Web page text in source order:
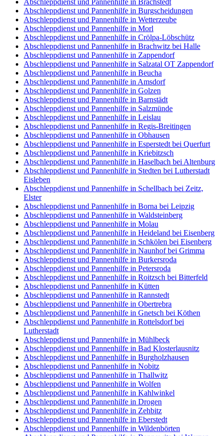
Abschleppdienst und Pannenhilfe in Brachstedt
Abschleppdienst und Pannenhilfe in Burgscheidungen
Abschleppdienst und Pannenhilfe in Wetterzeube
Abschleppdienst und Pannenhilfe in Morl
Abschleppdienst und Pannenhilfe in Crölpa-Löbschütz
Abschleppdienst und Pannenhilfe in Brachwitz bei Halle
Abschleppdienst und Pannenhilfe in Zappendorf
Abschleppdienst und Pannenhilfe in Salzatal OT Zappendorf
Abschleppdienst und Pannenhilfe in Beucha
Abschleppdienst und Pannenhilfe in Amsdorf
Abschleppdienst und Pannenhilfe in Golzen
Abschleppdienst und Pannenhilfe in Barnstädt
Abschleppdienst und Pannenhilfe in Salzmünde
Abschleppdienst und Pannenhilfe in Leislau
Abschleppdienst und Pannenhilfe in Regis-Breitingen
Abschleppdienst und Pannenhilfe in Obhausen
Abschleppdienst und Pannenhilfe in Esperstedt bei Querfurt
Abschleppdienst und Pannenhilfe in Kriebitzsch
Abschleppdienst und Pannenhilfe in Haselbach bei Altenburg
Abschleppdienst und Pannenhilfe in Stedten bei Lutherstadt
Eisleben
Abschleppdienst und Pannenhilfe in Schellbach bei Zeitz,
Elster
Abschleppdienst und Pannenhilfe in Borna bei Leipzig
Abschleppdienst und Pannenhilfe in Waldsteinberg
Abschleppdienst und Pannenhilfe in Molau
Abschleppdienst und Pannenhilfe in Heideland bei Eisenberg
Abschleppdienst und Pannenhilfe in Schkölen bei Eisenberg
Abschleppdienst und Pannenhilfe in Naunhof bei Grimma
Abschleppdienst und Pannenhilfe in Burkersroda
Abschleppdienst und Pannenhilfe in Petersroda
Abschleppdienst und Pannenhilfe in Roitzsch bei Bitterfeld
Abschleppdienst und Pannenhilfe in Kütten
Abschleppdienst und Pannenhilfe in Rannstedt
Abschleppdienst und Pannenhilfe in Obertrebra
Abschleppdienst und Pannenhilfe in Gnetsch bei Köthen
Abschleppdienst und Pannenhilfe in Rottelsdorf bei
Lutherstadt
Abschleppdienst und Pannenhilfe in Mühlbeck
Abschleppdienst und Pannenhilfe in Bad Klosterlausnitz
Abschleppdienst und Pannenhilfe in Burgholzhausen
Abschleppdienst und Pannenhilfe in Nobitz
Abschleppdienst und Pannenhilfe in Thallwitz
Abschleppdienst und Pannenhilfe in Wolfen
Abschleppdienst und Pannenhilfe in Kahlwinkel
Abschleppdienst und Pannenhilfe in Drogen
Abschleppdienst und Pannenhilfe in Zehbitz
Abschleppdienst und Pannenhilfe in Eberstedt
Abschleppdienst und Pannenhilfe in Wildenbörten